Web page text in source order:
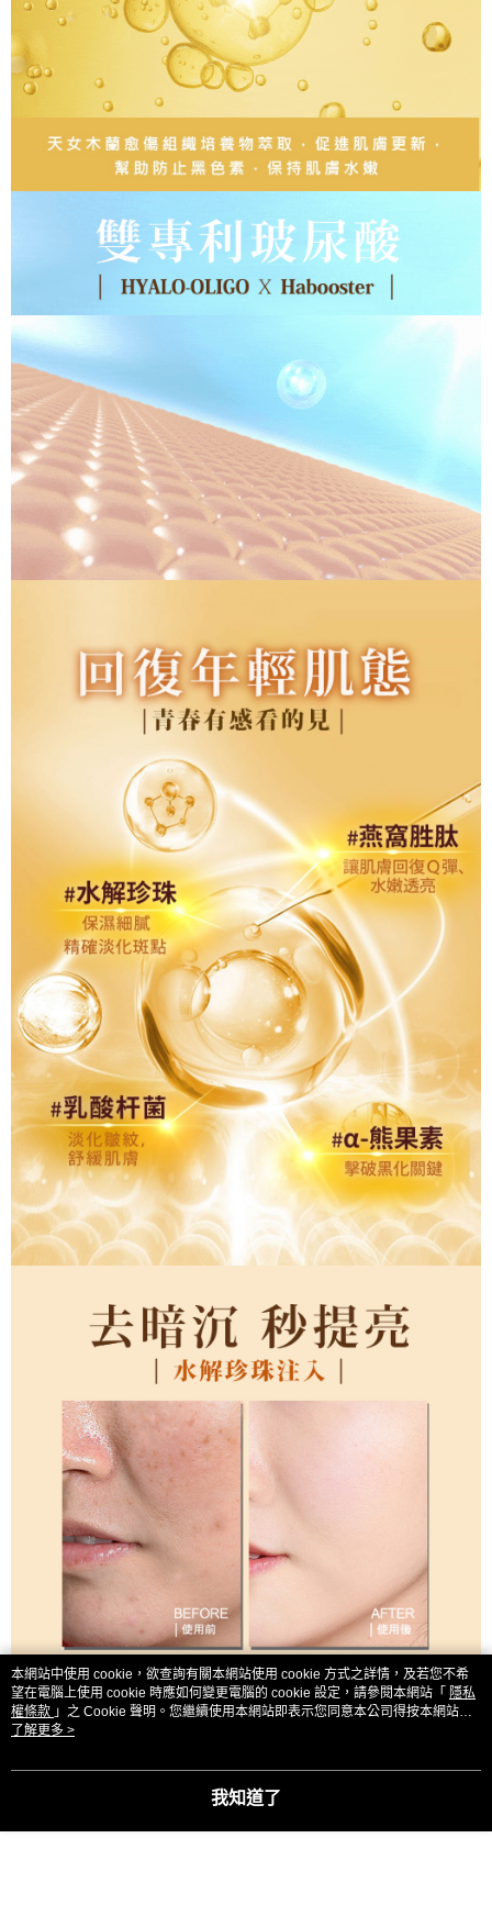
本網站中使用 cookie，欲查詢有關本網站使用 cookie 方式之詳情，及若您不希
望在電腦上使用 cookie 時應如何變更電腦的 cookie 設定，請參閱本網站「 隱私
權條款 」之 Cookie 聲明。您繼續使用本網站即表示您同意本公司得按本網站使
用條款之 Cookie 聲明使用 cookie。
了解更多 >
我知道了